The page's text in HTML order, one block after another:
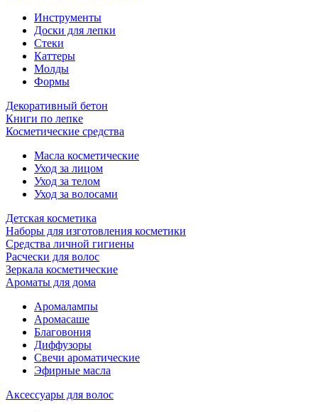
Инструменты
Доски для лепки
Стеки
Каттеры
Молды
Формы
Декоративный бетон
Книги по лепке
Косметические средства
Масла косметические
Уход за лицом
Уход за телом
Уход за волосами
Детская косметика
Наборы для изготовления косметики
Средства личной гигиены
Расчески для волос
Зеркала косметические
Ароматы для дома
Аромалампы
Аромасаше
Благовония
Диффузоры
Свечи ароматические
Эфирные масла
Аксессуары для волос